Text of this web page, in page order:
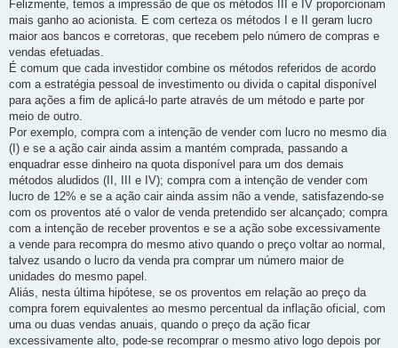
Felizmente, temos a impressão de que os métodos III e IV proporcionam
mais ganho ao acionista. E com certeza os métodos I e II geram lucro
maior aos bancos e corretoras, que recebem pelo número de compras e
vendas efetuadas.
É comum que cada investidor combine os métodos referidos de acordo
com a estratégia pessoal de investimento ou divida o capital disponível
para ações a fim de aplicá-lo parte através de um método e parte por
meio de outro.
Por exemplo, compra com a intenção de vender com lucro no mesmo dia
(I) e se a ação cair ainda assim a mantém comprada, passando a
enquadrar esse dinheiro na quota disponível para um dos demais
métodos aludidos (II, III e IV); compra com a intenção de vender com
lucro de 12% e se a ação cair ainda assim não a vende, satisfazendo-se
com os proventos até o valor de venda pretendido ser alcançado; compra
com a intenção de receber proventos e se a ação sobe excessivamente
a vende para recompra do mesmo ativo quando o preço voltar ao normal,
talvez usando o lucro da venda pra comprar um número maior de
unidades do mesmo papel.
Aliás, nesta última hipótese, se os proventos em relação ao preço da
compra forem equivalentes ao mesmo percentual da inflação oficial, com
uma ou duas vendas anuais, quando o preço da ação ficar
excessivamente alto, pode-se recomprar o mesmo ativo logo depois por